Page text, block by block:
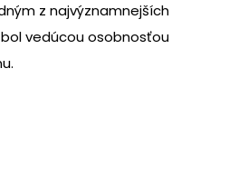
z najvýznamnejších
vedúcou osobnosťou